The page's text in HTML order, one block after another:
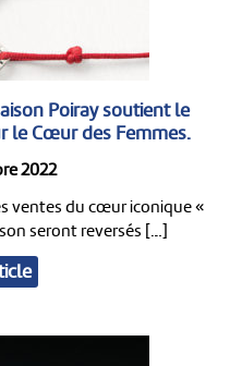
Poiray soutient le
le Cœur des Femmes.
2022
ventes du cœur iconique «
seront reversés […]